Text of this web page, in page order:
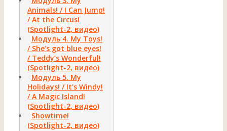
Animals! / I Can Jump!
/ At the Circus!
(Spotlight-2, видео)
Модуль 4. My Toys!
/ She’s got blue eyes!
/ Teddy’s Wonderful!
(Spotlight-2, видео)
Модуль 5. My
Holidays! / It's Windy!
/ A Magic Island!
(Spotlight-2, видео)
Showtime!
(Spotlight-2, видео)